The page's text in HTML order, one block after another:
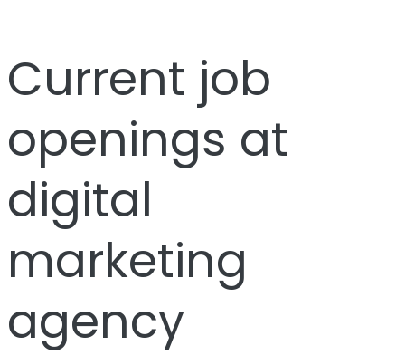
Current job
openings at
digital
marketing
agency